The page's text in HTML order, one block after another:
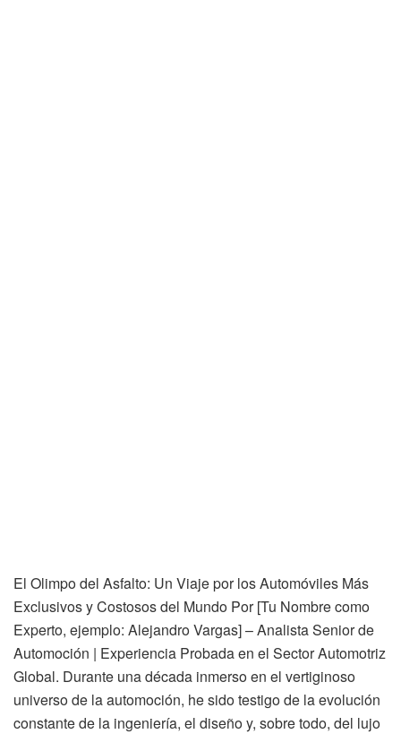
El Olimpo del Asfalto: Un Viaje por los Automóviles Más
Exclusivos y Costosos del Mundo Por [Tu Nombre como
Experto, ejemplo: Alejandro Vargas] – Analista Senior de
Automoción | Experiencia Probada en el Sector Automotriz
Global. Durante una década inmerso en el vertiginoso
universo de la automoción, he sido testigo de la evolución
constante de la ingeniería, el diseño y, sobre todo, del lujo